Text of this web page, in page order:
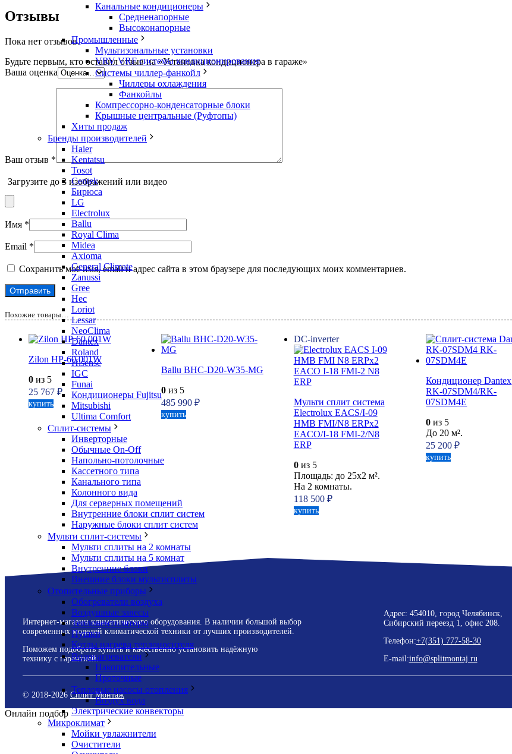
Канальные кондиционеры
Средненапорные
Высоконапорные
Промышленные
Мультизональные установки
VRV VRF системы кондиционирования
Системы чиллер-фанкойл
Чиллеры охлаждения
Фанкойлы
Компрессорно-конденсаторные блоки
Крышные центральные (Руфтопы)
Хиты продаж
Бренды производителей
Haier
Kentatsu
Tosot
Centek
Бирюса
LG
Electrolux
Ballu
Royal Clima
Midea
Axioma
General Climate
Zanussi
Gree
Hec
Loriot
Lessar
NeoClima
Dantex
Roland
Hisense
IGC
Funai
Кондиционеры Fujitsu
Mitsubishi
Ultima Comfort
Сплит-системы
Инверторные
Обычные On-Off
Напольно-потолочные
Кассетного типа
Канального типа
Колонного вида
Для серверных помещений
Внутренние блоки сплит систем
Наружные блоки сплит систем
Мульти сплит-системы
Мульти сплиты на 2 комнаты
Мульти сплиты на 5 комнат
Внутренние блоки
Внешние блоки мультисплиты
Отопительные приборы
Обогреватели воздуха
Воздушные завесы
Тепловентиляторы
Пушки
Котлы нагрева теплоносителя
Водонагреватели
Накопительные
Проточные
Тепловые насосы отопления
Воздух вода
Электрические конвекторы
Микроклимат
Мойки увлажнители
Очистители
Отзывы
Пока нет отзывов.
Будьте первым, кто оставил отзыв на «Установка кондиционера в гараже»
Ваша оценка
Ваш отзыв *
Загрузите до 3 изображений или видео
Имя *
Email *
Сохранить моё имя, email и адрес сайта в этом браузере для последующих моих комментариев.
Похожие товары…
Zilon HР-60.001W
0 из 5
25 767 ₽
купить
Ballu BHC-D20-W35-MG
0из 5
485 990 ₽
купить
DC-inverter
Мульти сплит система
Electrolux EACS/I-09
HMB FMI/N8 ERPx2
EACO/I-18 FMI-2/N8
ERP
0из 5
Площадь: до 25x2 м².
На 2 комнаты.
118 500 ₽
купить
Кондиционер Dantex
RK-07SDM4/RK-
07SDM4E
0 из 5
До 20 м².
25 200₽
купить
Интернет-магазин климатического оборудования. В наличии большой выбор
современных моделей климатической техники от лучших производителей.
Поможем подобрать купить и качественно установить надёжную
технику с гарантией.
Адрес: 454010, город Челябинск,
Сибирский переезд 1, офис 208.
Телефон:+7(351) 777-58-30
E-mail:info@splitmontaj.ru
© 2018-2026 Сплит Монтаж
Онлайн подбор